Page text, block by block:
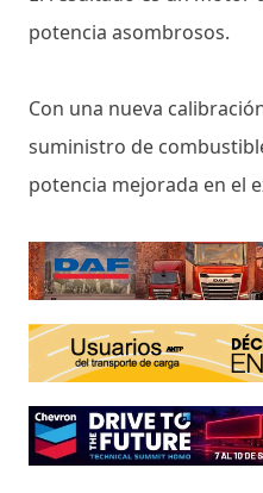
potencia asombrosos.
Con una nueva
suministro de
potencia mejorada en el